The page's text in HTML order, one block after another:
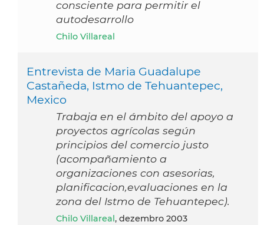
consciente para permitir el
autodesarrollo
Chilo Villareal
Entrevista de Maria Guadalupe
Castañeda, Istmo de Tehuantepec,
Mexico
Trabaja en el ámbito del apoyo a
proyectos agrícolas según
principios del comercio justo
(acompañamiento a
organizaciones con asesorias,
planificacion,evaluaciones en la
zona del Istmo de Tehuantepec).
Chilo Villareal , dezembro 2003